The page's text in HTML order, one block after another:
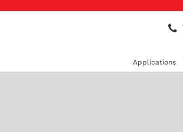
Applications